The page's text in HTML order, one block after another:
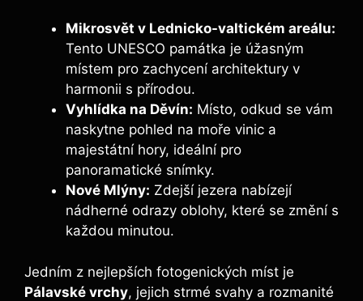
Mikrosvět v Lednicko-valtickém areálu:
Tento UNESCO památka je úžasným
místem pro zachycení architektury v
harmonii s přírodou.
Vyhlídka na Děvín: Místo, odkud se vám
naskytne pohled na moře vinic a
majestátní hory, ideální pro
panoramatické snímky.
Nové Mlýny: Zdejší jezera nabízejí
nádherné odrazy oblohy, které se změní s
každou minutou.
Jedním z nejlepších fotogenických míst je
Pálavské vrchy, jejich strmé svahy a rozmanité